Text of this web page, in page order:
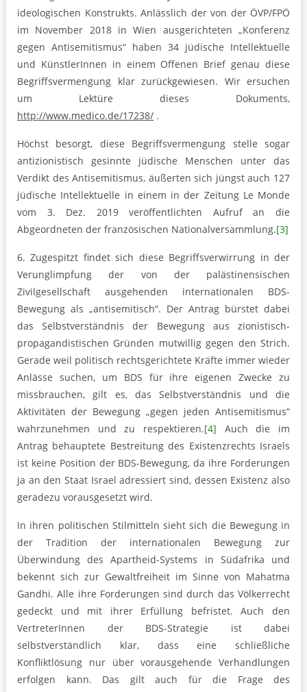
ideologischen Konstrukts. Anlässlich der von der ÖVP/FPÖ
im November 2018 in Wien ausgerichteten „Konferenz
gegen Antisemitismus“ haben 34 jüdische Intellektuelle
und KünstlerInnen in einem Offenen Brief genau diese
Begriffsvermengung klar zurückgewiesen. Wir ersuchen
um Lektüre dieses Dokuments,
http://www.medico.de/17238/ .
Höchst besorgt, diese Begriffsvermengung stelle sogar
antizionistisch gesinnte jüdische Menschen unter das
Verdikt des Antisemitismus, äußerten sich jüngst auch 127
jüdische Intellektuelle in einem in der Zeitung Le Monde
vom 3. Dez. 2019 veröffentlichten Aufruf an die
Abgeordneten der französischen Nationalversammlung.[3]
6. Zugespitzt findet sich diese Begriffsverwirrung in der
Verunglimpfung der von der paläs­tinensischen
Zivilgesellschaft ausgehenden internationalen BDS-
Bewegung als „antisemitisch“. Der Antrag bürstet dabei
das Selbstverständnis der Bewegung aus zionistisch-
propagandistischen Gründen mutwillig gegen den Strich.
Gerade weil politisch rechtsgerichtete Kräfte immer wieder
Anlässe suchen, um BDS für ihre eigenen Zwecke zu
missbrauchen, gilt es, das Selbstverständnis und die
Aktivitäten der Bewegung „gegen jeden Antisemitismus“
wahrzunehmen und zu respektieren.[4] Auch die im
Antrag behauptete Bestreitung des Existenzrechts Israels
ist keine Position der BDS-Bewegung, da ihre Forderungen
ja an den Staat Israel adressiert sind, dessen Existenz also
geradezu vorausgesetzt wird.
In ihren politischen Stilmitteln sieht sich die Bewegung in
der Tradition der internationalen Bewegung zur
Überwindung des Apartheid-Systems in Südafrika und
bekennt sich zur Gewaltfreiheit im Sinne von Mahatma
Gandhi. Alle ihre Forderungen sind durch das Völkerrecht
gedeckt und mit ihrer Erfüllung befristet. Auch den
VertreterInnen der BDS-Strategie ist dabei
selbstverständlich klar, dass eine schließliche
Konfliktlösung nur über vorausgehende Verhandlungen
erfolgen kann. Das gilt auch für die Frage des